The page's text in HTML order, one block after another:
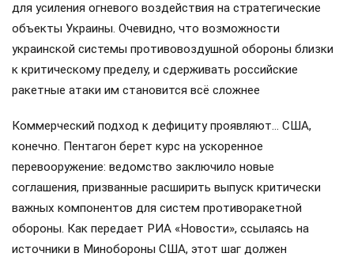
для усиления огневого воздействия на стратегические
объекты Украины. Очевидно, что возможности
украинской системы противовоздушной обороны близки
к критическому пределу, и сдерживать российские
ракетные атаки им становится всё сложнее
Коммерческий подход к дефициту проявляют… США,
конечно. Пентагон берет курс на ускоренное
перевооружение: ведомство заключило новые
соглашения, призванные расширить выпуск критически
важных компонентов для систем противоракетной
обороны. Как передает РИА «Новости», ссылаясь на
источники в Минобороны США, этот шаг должен